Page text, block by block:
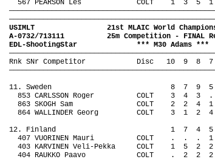
567 PEARSON Les
COLT 1 3 5 1
USIMLT
21st MLAIC World
A-0732/713111
25m Competition - FINAL
EDL-ShootingStar
*** M30 Adams ***
Rnk SNr Competitor
Disc 10 9 8 7
11. Sweden
8 7 9 5
853 CARLSSON Roger
COLT 3 4 3 .
863 SKOGH Sam
COLT 2 2 4 1
864 WALLINDER Georg
COLT 3 1 2 4
12. Finland
1 7 4 5
407 VUORINEN Mauri
COLT . . . 1
403 KARVINEN Veli-Pekka
COLT 1 5 2 2
404 RAUKKO Paavo
COLT . 2 2 2